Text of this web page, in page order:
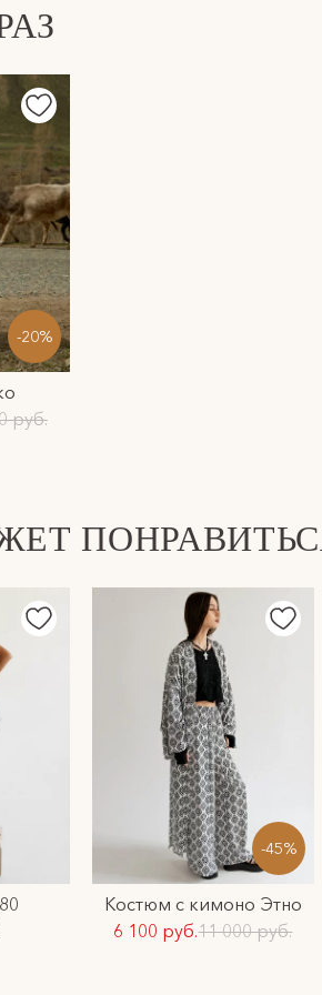
-20%
руб.
-45%
Костюм с кимоно Этно
6 100 руб.11 000 руб.